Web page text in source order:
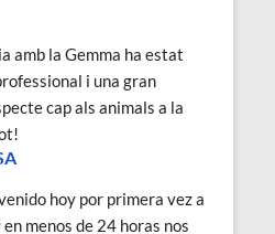
amb la Gemma ha estat
i una gran
cap als animals a la
hoy por primera vez a
menos de 24 horas nos